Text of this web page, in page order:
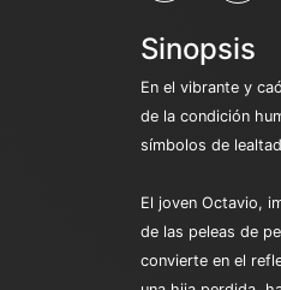
Sinopsis
En el vibrante y
de la condición
símbolos de
El joven Octavio,
de las peleas de
convierte en el